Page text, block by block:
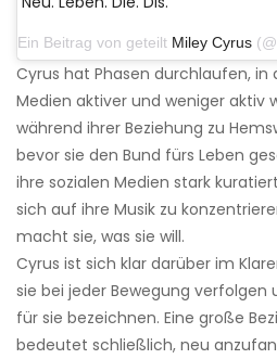
Ein Beitrag von geteilt Miley Cyrus
Cyrus hat Phasen durchlaufen, in
Medien aktiver und weniger aktiv
während ihrer Beziehung zu
bevor sie den Bund fürs Leben
ihre sozialen Medien stark
sich auf ihre Musik zu
macht sie, was sie will.
Cyrus ist sich klar darüber im
sie bei jeder Bewegung verfolgen
für sie bezeichnen. Eine große
bedeutet schließlich, neu